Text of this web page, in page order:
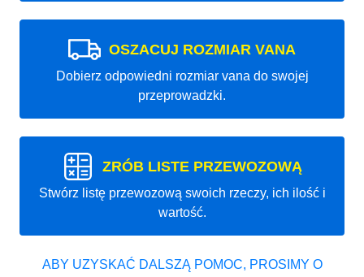
OSZACUJ ROZMIAR VANA
Dobierz odpowiedni rozmiar vana do swojej
przeprowadzki.
ZRÓB LISTE PRZEWOZOWĄ
Stwórz listę przewozową swoich rzeczy, ich ilość i
wartość.
ABY UZYSKAĆ DALSZĄ POMOC, PROSIMY O